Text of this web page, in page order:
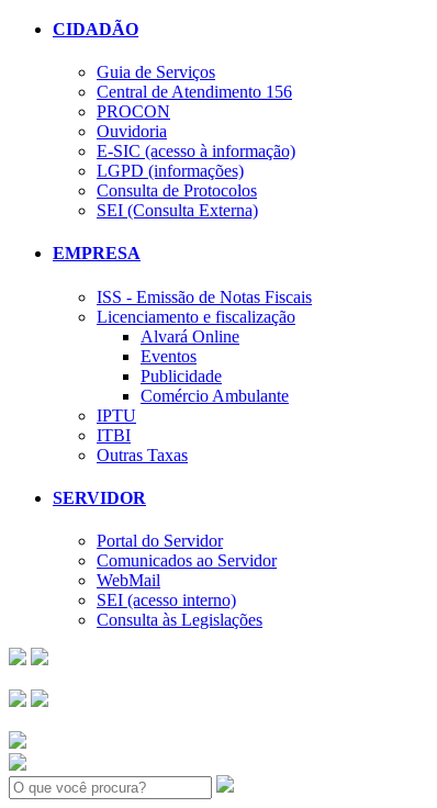
CIDADÃO
Guia de Serviços
Central de Atendimento 156
PROCON
Ouvidoria
E-SIC (acesso à informação)
LGPD (informações)
Consulta de Protocolos
SEI (Consulta Externa)
EMPRESA
ISS - Emissão de Notas Fiscais
Licenciamento e fiscalização
Alvará Online
Eventos
Publicidade
Comércio Ambulante
IPTU
ITBI
Outras Taxas
SERVIDOR
Portal do Servidor
Comunicados ao Servidor
WebMail
SEI (acesso interno)
Consulta às Legislações
Search: